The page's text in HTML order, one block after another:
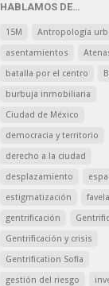
HABLAMOS DE…
15M
Antropología
asentamientos
batalla por el centro
burbuja inmobiliaria
Ciudad de México
democracia y territorio
derecho a la ciudad
desplazamiento
estigmatización
favela
gentrificación
Gentrificación y crisis
Gentrification Sofía
gestión del riesgo